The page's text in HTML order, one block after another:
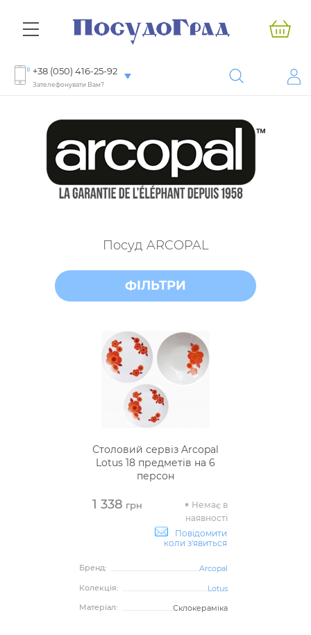
+38 (050) 416-25-92
Зателефонувати Вам?
Посуд ARCOPAL
ФІЛЬТРИ
Столовий сервіз Arcopal
Lotus 18 предметів на 6
персон
1 338 грн
Немає в
наявності
Повідомити
коли з'явиться
Бренд:
Arcopal
Колекція:
Lotus
Матеріал:
Склокераміка